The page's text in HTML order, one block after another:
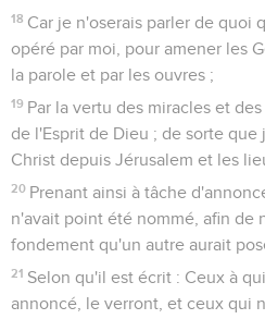
18 Car je n'oserais parler de quoi
opéré par moi, pour amener les
la parole et par les ouvres ;
19 Par la vertu des miracles et
de l'Esprit de Dieu ; de sorte
Christ depuis Jérusalem et les
20 Prenant ainsi à tâche
n'avait point été nommé, afin de
fondement qu'un autre aurait
21 Selon qu'il est écrit : Ceux à
annoncé, le verront, et ceux qui